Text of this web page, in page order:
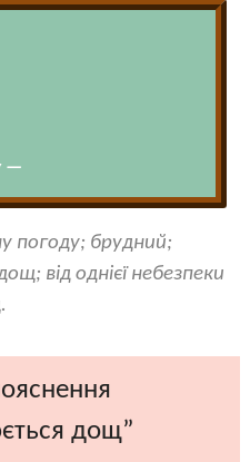
—
погоду; брудний;
від однієї небезпеки
дощ”